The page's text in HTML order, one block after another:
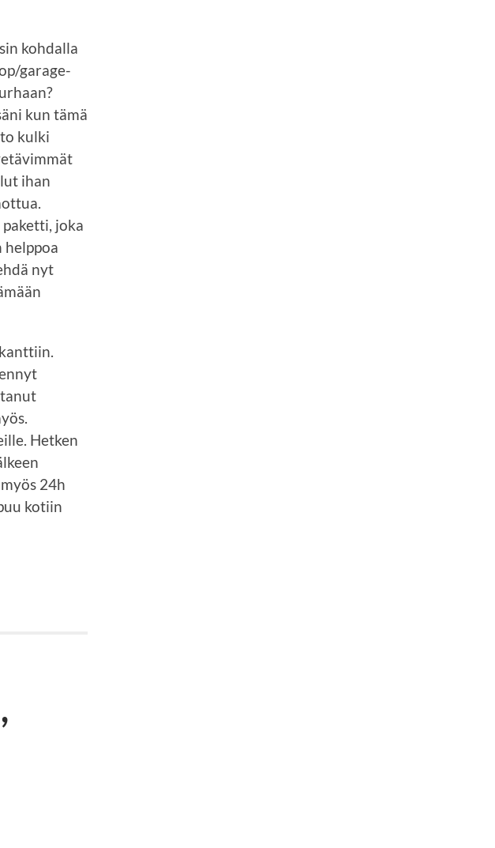
kohdalla
garage-
kun tämä
kulki
ihan
joka
helppoa
nyt
Hetken
24h
kotiin